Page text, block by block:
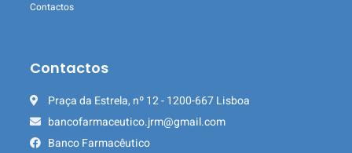
Contactos
Contactos
Praça da Estrela, nº 12 - 1200-667 Lisboa
bancofarmaceutico.jrm@gmail.com
Banco Farmacêutico